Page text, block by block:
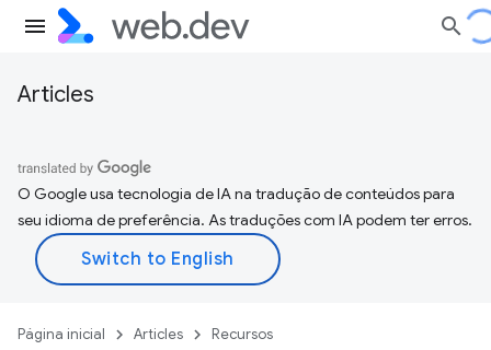
Articles
O Google usa tecnologia de IA na tradução de conteúdos para
seu idioma de preferência. As traduções com IA podem ter erros.
Página inicial Articles
Recursos